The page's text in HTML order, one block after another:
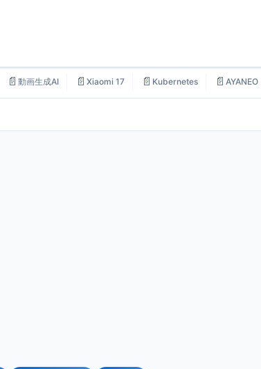
📄 動画生成AI 📄 Xiaomi 17 📄 Kubernetes 📄 AYANEO